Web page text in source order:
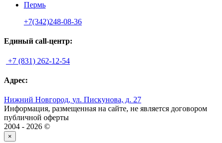
Пермь
+7(342)248-08-36
Единый call-центр:
+7 (831) 262-12-54
Адрес:
Нижний Новгород, ул. Пискунова, д. 27
Информация, размещенная на сайте, не является договором
публичной оферты
2004 - 2026 ©
×